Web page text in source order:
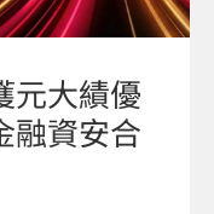
元大績優
融資安合